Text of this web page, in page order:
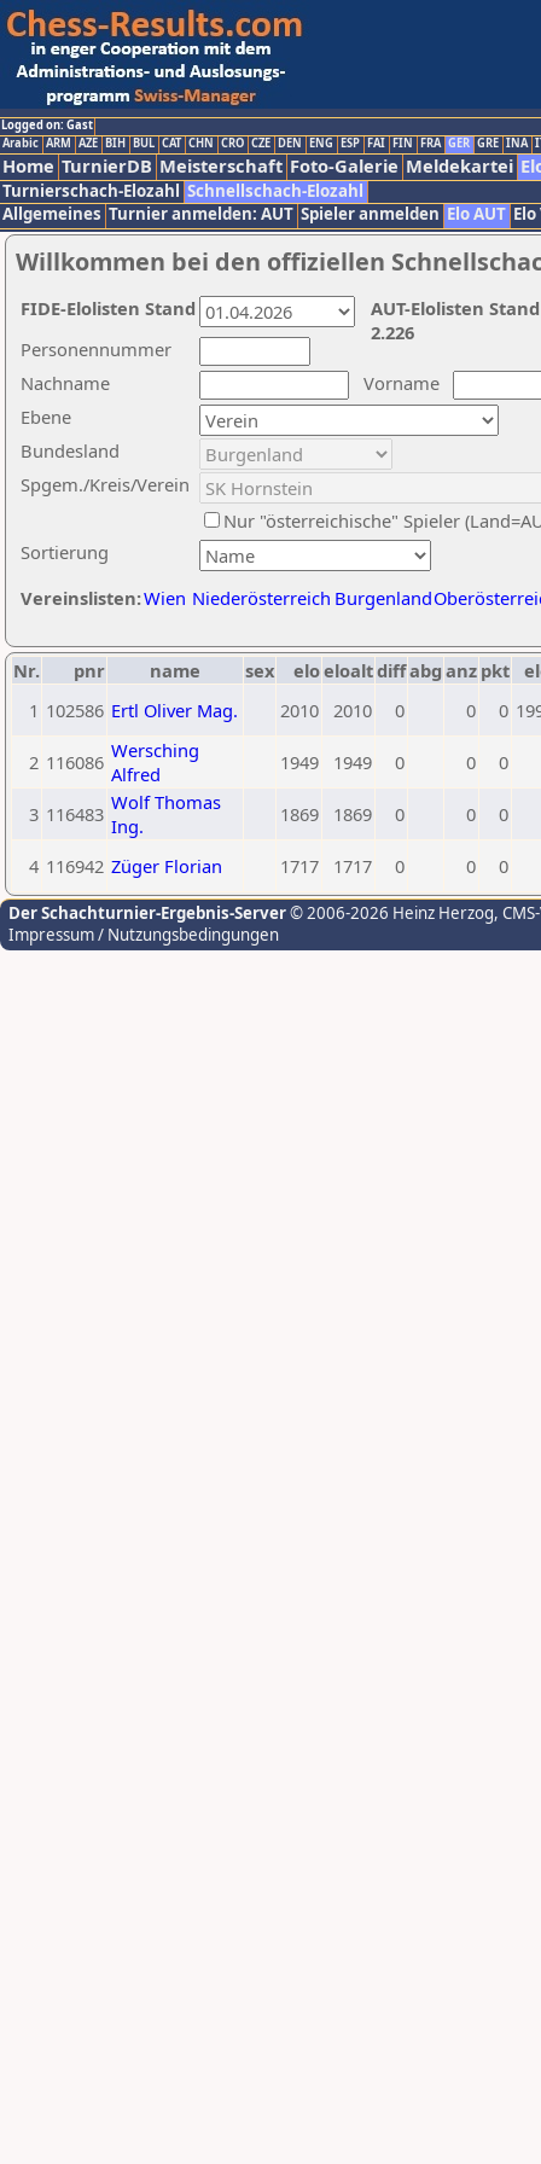
Logged on: Gast
Arabic ARM AZE BIH BUL CAT CHN CRO CZE DEN ENG ESP FAI FIN FRA GER GRE INA
Home TurnierDB Meisterschaft Foto-Galerie Meldekartei
Turnierschach-Elozahl Schnellschach-Elozahl
Allgemeines Turnier anmelden: AUT Spieler anmelden Elo AUT
Willkommen bei den offiziellen
Nachname
Vorname
Ebene
Sortierung
Personennummer
Bundesland
Spgem./Kreis/Verein
Nur "österreichische" Spieler
Vereinslisten:Wien Niederösterreich Burgenland
AUT-Elolisten
2.226
FIDE-Elolisten Stand
Nr. pnr name sex eloeloaltdiffabg anz pkt
1 102586 Ertl Oliver Mag. 2010 2010 0 0 0
2 116086 Wersching
Alfred
1949 1949 0 0 0
3 116483 Wolf Thomas
Ing.
1869 1869 0 0 0
4 116942 Züger Florian 1717 1717 0 0 0
Der Schachturnier-Ergebnis-Server© 2006-2026 Heinz Herzog,
Impressum / Nutzungsbedingungen